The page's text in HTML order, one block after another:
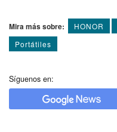
Mira más sobre: HONOR
Portátiles
Síguenos en: